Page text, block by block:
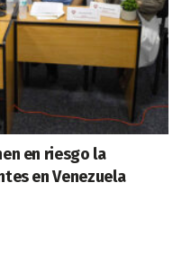
en riesgo la
en Venezuela